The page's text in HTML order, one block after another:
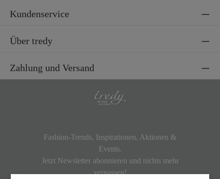
Kundenservice
Über tredy
Zahlung und Versand
Fashion-Trends, Inspirationen, Aktionen &
Events.
Jetzt Newsletter abonnieren und nichts mehr
verpassen!